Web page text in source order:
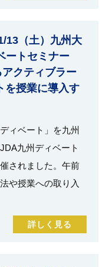
13（土）九州大
ートセミナー
アクティブラー
を授業に導入す
ィベート」を九州
九州ディベート
されました。午前
や授業への取り入
詳しく見る